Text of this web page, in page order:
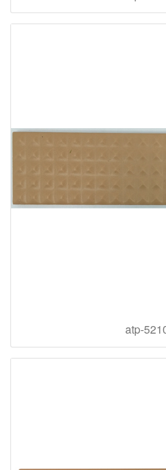
atp-